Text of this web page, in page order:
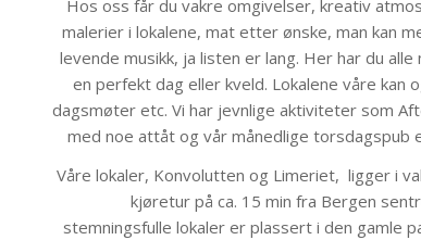
Hos oss får du vakre omgivelser, kreativ
malerier i lokalene, mat etter ønske, man kan
levende musikk, ja listen er lang. Her har du
en perfekt dag eller kveld. Lokalene våre kan
dagsmøter etc. Vi har jevnlige aktiviteter som
med noe attåt og vår månedlige torsdagspub
Våre lokaler, Konvolutten og Limeriet, ligger i
kjøretur på ca. 15 min fra Bergen
stemningsfulle lokaler er plassert i den gamle